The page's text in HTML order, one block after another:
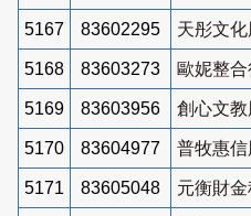
5167 83602295 天彤文化
5168 83603273 歐妮整
5169 83603956 創心文教
5170 83604977 普牧惠信
5171 83605048 元衡財